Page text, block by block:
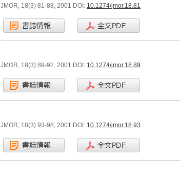
JMOR, 18(3) 81-88, 2001 DOI: 10.1274/jmor.18.81
JMOR, 18(3) 89-92, 2001 DOI: 10.1274/jmor.18.89
JMOR, 18(3) 93-98, 2001 DOI: 10.1274/jmor.18.93